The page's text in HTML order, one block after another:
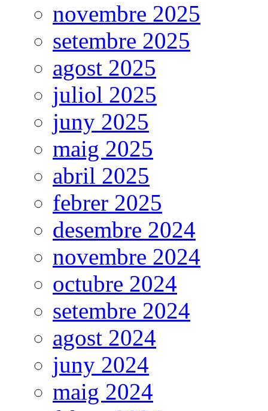
novembre 2025
setembre 2025
agost 2025
juliol 2025
juny 2025
maig 2025
abril 2025
febrer 2025
desembre 2024
novembre 2024
octubre 2024
setembre 2024
agost 2024
juny 2024
maig 2024